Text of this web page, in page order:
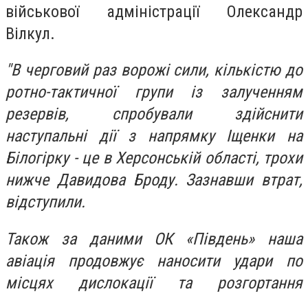
військової адміністрації Олександр
Вілкул.
"В черговий раз ворожі сили, кількістю до
ротно-тактичної групи із залученням
резервів, спробували здійснити
наступальні дії з напрямку Іщенки на
Білогірку - це в Херсонській області, трохи
нижче Давидова Броду. Зазнавши втрат,
відступили.
Також за даними ОК «Південь» наша
авіація продовжує наносити удари по
місцях дислокації та розгортання